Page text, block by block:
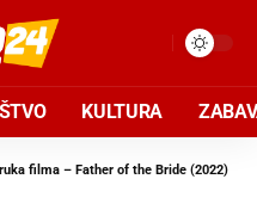
KULTURA
filma – Father of the Bride (2022)